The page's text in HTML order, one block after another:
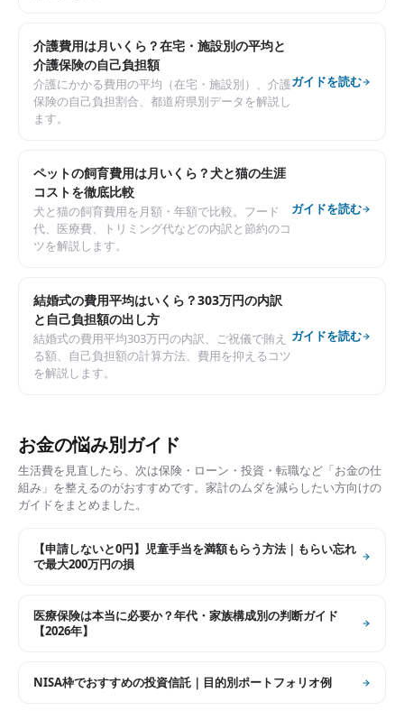
介護費用は月いくら？在宅・施設別の平均と
介護保険の自己負担額
介護にかかる費用の平均（在宅・施設別）、介護
保険の自己負担割合、都道府県別データを解説し
ます。
ガイドを読む
ペットの飼育費用は月いくら？犬と猫の生涯
コストを徹底比較
犬と猫の飼育費用を月額・年額で比較。フード
代、医療費、トリミング代などの内訳と節約のコ
ツを解説します。
ガイドを読む
結婚式の費用平均はいくら？303万円の内訳
と自己負担額の出し方
結婚式の費用平均303万円の内訳、ご祝儀で賄え
る額、自己負担額の計算方法、費用を抑えるコツ
を解説します。
ガイドを読む
お金の悩み別ガイド
生活費を見直したら、次は保険・ローン・投資・転職など「お金の仕
組み」を整えるのがおすすめです。家計のムダを減らしたい方向けの
ガイドをまとめました。
【申請しないと0円】児童手当を満額もらう方法｜もらい忘れ
で最大200万円の損
医療保険は本当に必要か？年代・家族構成別の判断ガイド
【2026年】
NISA枠でおすすめの投資信託｜目的別ポートフォリオ例